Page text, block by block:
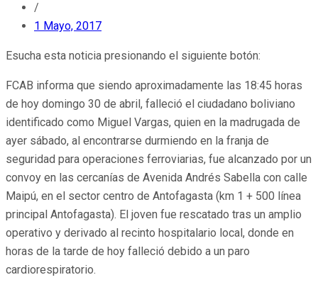
/
1 Mayo, 2017
Esucha esta noticia presionando el siguiente botón:
FCAB informa que siendo aproximadamente las 18:45 horas
de hoy domingo 30 de abril, falleció el ciudadano boliviano
identificado como Miguel Vargas, quien en la madrugada de
ayer sábado, al encontrarse durmiendo en la franja de
seguridad para operaciones ferroviarias, fue alcanzado por un
convoy en las cercanías de Avenida Andrés Sabella con calle
Maipú, en el sector centro de Antofagasta (km 1 + 500 línea
principal Antofagasta). El joven fue rescatado tras un amplio
operativo y derivado al recinto hospitalario local, donde en
horas de la tarde de hoy falleció debido a un paro
cardiorespiratorio.